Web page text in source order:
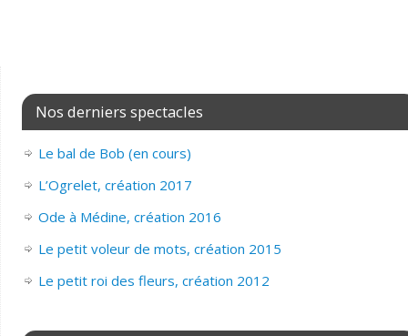
Nos derniers spectacles
Le bal de Bob (en cours)
L’Ogrelet, création 2017
Ode à Médine, création 2016
Le petit voleur de mots, création 2015
Le petit roi des fleurs, création 2012